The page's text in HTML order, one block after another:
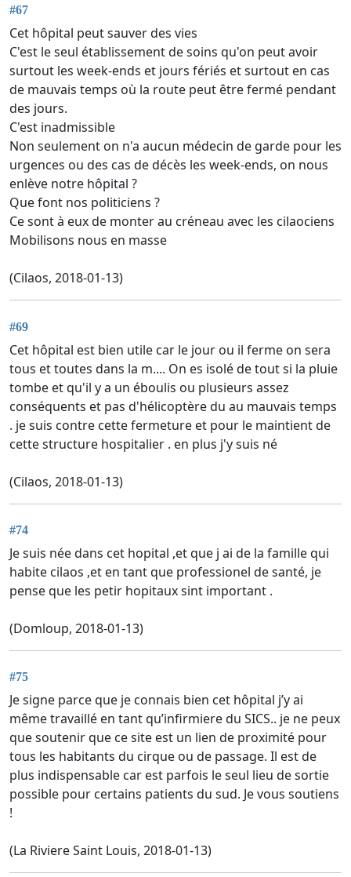
#67
Cet hôpital peut sauver des vies
C'est le seul établissement de soins qu'on peut avoir
surtout les week-ends et jours fériés et surtout en cas
de mauvais temps où la route peut être fermé pendant
des jours.
C'est inadmissible
Non seulement on n'a aucun médecin de garde pour les
urgences ou des cas de décès les week-ends, on nous
enlève notre hôpital ?
Que font nos politiciens ?
Ce sont à eux de monter au créneau avec les cilaociens
Mobilisons nous en masse
(Cilaos, 2018-01-13)
#69
Cet hôpital est bien utile car le jour ou il ferme on sera
tous et toutes dans la m.... On es isolé de tout si la pluie
tombe et qu'il y a un éboulis ou plusieurs assez
conséquents et pas d'hélicoptère du au mauvais temps
. je suis contre cette fermeture et pour le maintient de
cette structure hospitalier . en plus j'y suis né
(Cilaos, 2018-01-13)
#74
Je suis née dans cet hopital ,et que j ai de la famille qui
habite cilaos ,et en tant que professionel de santé, je
pense que les petir hopitaux sint important .
(Domloup, 2018-01-13)
#75
Je signe parce que je connais bien cet hôpital j’y ai
même travaillé en tant qu’infirmiere du SICS.. je ne peux
que soutenir que ce site est un lien de proximité pour
tous les habitants du cirque ou de passage. Il est de
plus indispensable car est parfois le seul lieu de sortie
possible pour certains patients du sud. Je vous soutiens
!
(La Riviere Saint Louis, 2018-01-13)